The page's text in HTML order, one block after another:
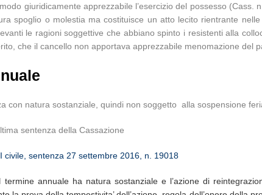
giuridicamente apprezzabile l’esercizio del possesso
spoglio o molestia ma costituisce un atto lecito rientrante
le ragioni soggettive che abbiano spinto i resistenti alla
che il cancello non apportava apprezzabile menomazione del
con natura sostanziale, quindi non soggetto alla sospensione
sentenza della Cassazione
civile, sentenza 27 settembre 2016, n. 19018
annuale ha natura sostanziale e l’azione di